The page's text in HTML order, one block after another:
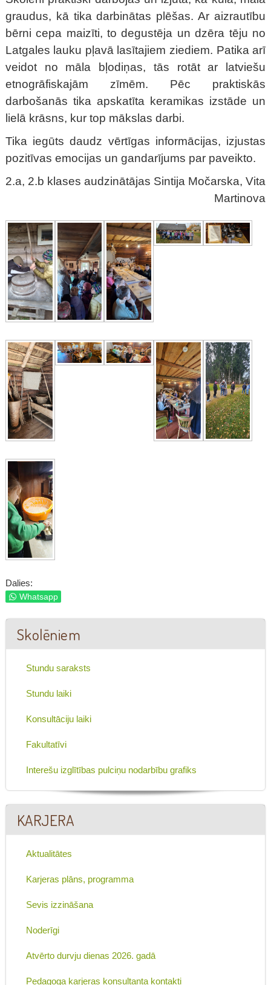
graudus, kā tika darbinātas plēšas. Ar aizrautību
bērni cepa maizīti, to degustēja un dzēra tēju no
Latgales lauku pļavā lasītajiem ziediem. Patika arī
veidot no māla bļodiņas, tās rotāt ar latviešu
etnogrāfiskajām zīmēm. Pēc praktiskās
darbošanās tika apskatīta keramikas izstāde un
lielā krāsns, kur top mākslas darbi.
Tika iegūts daudz vērtīgas informācijas, izjustas
pozitīvas emocijas un gandarījums par paveikto.
2.a, 2.b klases audzinātājas Sintija Močarska, Vita
Martinova
Dalies:
Whatsapp
Skolēniem
Stundu saraksts
Stundu laiki
Konsultāciju laiki
Fakultatīvi
Interešu izglītības pulciņu nodarbību grafiks
KARJERA
Aktualitātes
Karjeras plāns, programma
Sevis izzināšana
Noderīgi
Atvērto durvju dienas 2026. gadā
Pedagoga karjeras konsultanta kontakti